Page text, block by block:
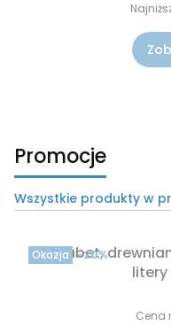
Promocje
Wszystkie produkty w
Okazja
Alfabet,
litery
Cena
-20%